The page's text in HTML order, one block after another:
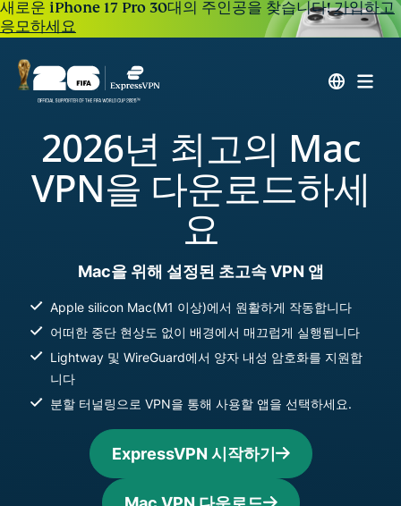
새로운 iPhone 17 Pro 30대의 주인공을 찾습니다!가입하고
응모하세요
2026년 최고의 Mac
VPN을 다운로드하세
요
Mac을 위해 설정된 초고속 VPN 앱
Apple silicon Mac(M1 이상)에서 원활하게 작동합니다
어떠한 중단 현상도 없이 배경에서 매끄럽게 실행됩니다
Lightway 및 WireGuard에서 양자 내성 암호화를 지원합
니다
분할 터널링으로 VPN을 통해 사용할 앱을 선택하세요.
ExpressVPN 시작하기